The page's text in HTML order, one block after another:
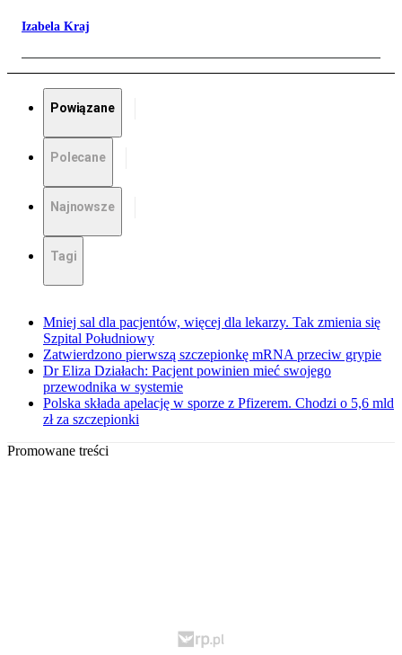
Izabela Kraj
Powiązane
Polecane
Najnowsze
Tagi
Mniej sal dla pacjentów, więcej dla lekarzy. Tak zmienia się
Szpital Południowy
Zatwierdzono pierwszą szczepionkę mRNA przeciw grypie
Dr Eliza Działach: Pacjent powinien mieć swojego
przewodnika w systemie
Polska składa apelację w sporze z Pfizerem. Chodzi o 5,6 mld
zł za szczepionki
Promowane treści